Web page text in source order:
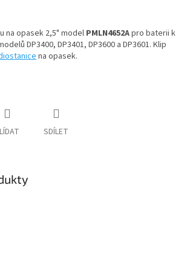
na opasek 2,5" model PMLN4652Apro baterii k
DP3400, DP3401, DP3600 a DP3601. Klip
na opasek.
SDÍLET